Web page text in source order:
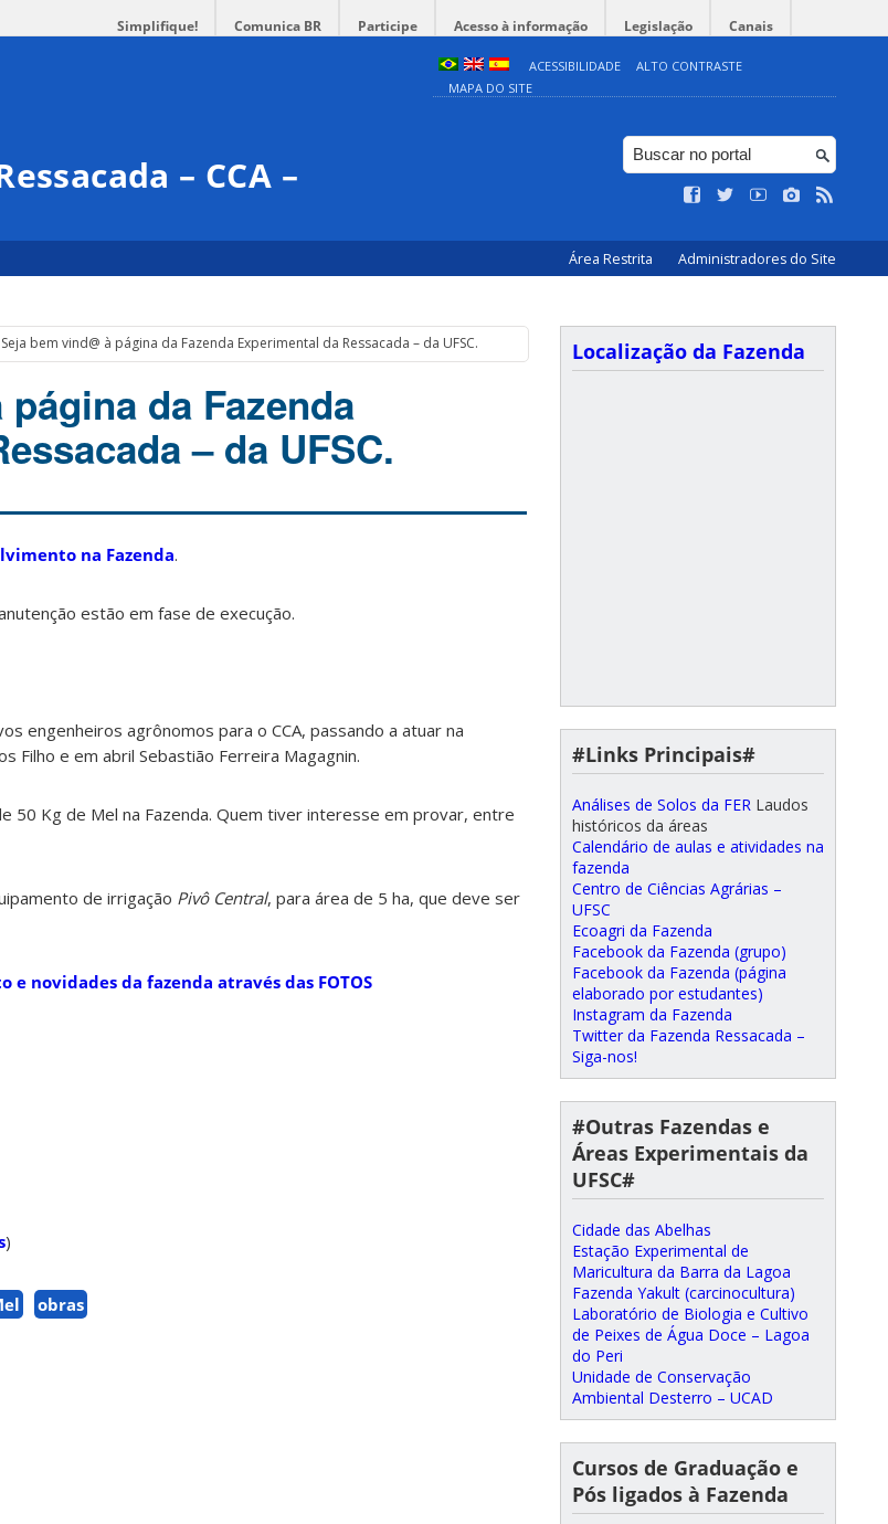
Simplifique! Comunica BR Participe Acesso à informação Legislação Canais
ACESSIBILIDADE
ALTO CONTRASTE
MAPA DO SITE
– CCA –
Área Restrita Administradores do Site
Seja bem vind@ à página da Fazenda Experimental da Ressacada – da UFSC.
da Fazenda
– da UFSC.
na Fazenda.
estão em fase de execução.
engenheiros agrônomos para o CCA, passando a atuar na
Filho e em abril Sebastião Ferreira Magagnin.
50 Kg de Mel na Fazenda. Quem tiver interesse em provar, entre
de irrigação Pivô Central, para área de 5 ha, que deve ser
novidades da fazenda através das FOTOS
)
obras
Localização da Fazenda
#Links Principais#
Análises de Solos da FER Laudos
históricos da áreas
Calendário de aulas e atividades na
fazenda
Centro de Ciências Agrárias –
UFSC
Ecoagri da Fazenda
Facebook da Fazenda (grupo)
Facebook da Fazenda (página
elaborado por estudantes)
Instagram da Fazenda
Twitter da Fazenda Ressacada –
Siga-nos!
#Outras Fazendas e
Áreas Experimentais da
UFSC#
Cidade das Abelhas
Estação Experimental de
Maricultura da Barra da Lagoa
Fazenda Yakult (carcinocultura)
Laboratório de Biologia e Cultivo
de Peixes de Água Doce – Lagoa
do Peri
Unidade de Conservação
Ambiental Desterro – UCAD
Cursos de Graduação e
Pós ligados à Fazenda